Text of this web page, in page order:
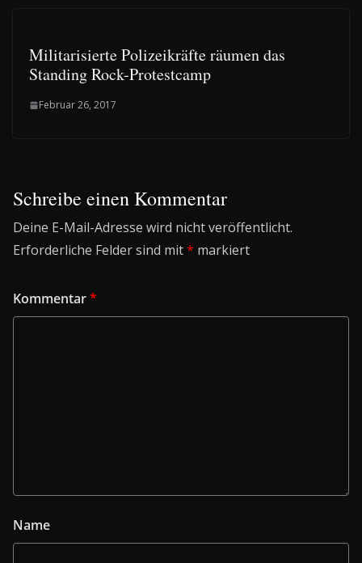
Militarisierte Polizeikräfte räumen das
Standing Rock-Protestcamp
Februar 26, 2017
Schreibe einen Kommentar
Deine E-Mail-Adresse wird nicht veröffentlicht.
Erforderliche Felder sind mit* markiert
Kommentar*
Name